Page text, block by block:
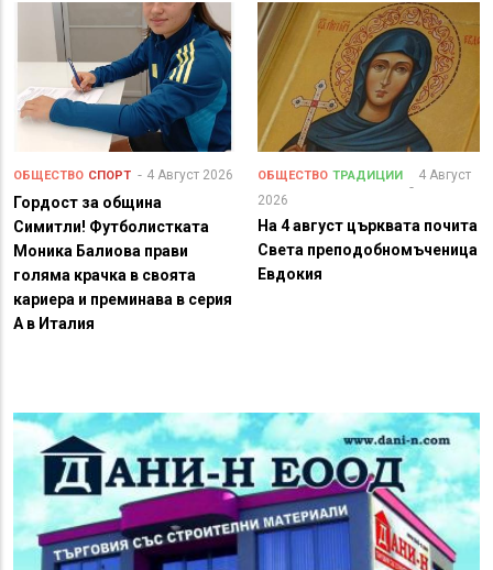
ОБЩЕСТВО СПОРТ 4 Август 2026
Гордост за община
Симитли! Футболистката
Моника Балиова прави
голяма крачка в своята
кариера и преминава в серия
А в Италия
ОБЩЕСТВО ТРАДИЦИИ
4 Август
2026
На 4 август църквата почита
Света преподобномъченица
Евдокия